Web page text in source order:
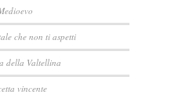
che non ti aspetti
della Valtellina
vincente